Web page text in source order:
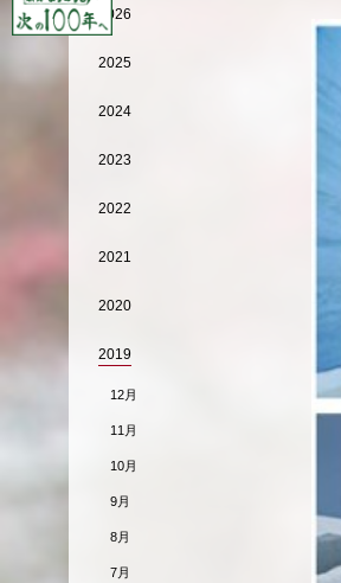
2026
2025
2024
2023
2022
2021
2020
2019
12月
11月
10月
9月
8月
7月